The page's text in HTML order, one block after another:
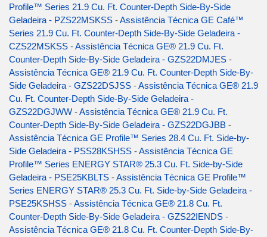
Profile™ Series 21.9 Cu. Ft. Counter-Depth Side-By-Side
Geladeira - PZS22MSKSS -Assistência Técnica GE Café™
Series 21.9 Cu. Ft. Counter-Depth Side-By-Side Geladeira -
CZS22MSKSS -Assistência Técnica GE® 21.9 Cu. Ft.
Counter-Depth Side-By-Side Geladeira - GZS22DMJES -
Assistência Técnica GE® 21.9 Cu. Ft. Counter-Depth Side-By-
Side Geladeira - GZS22DSJSS -Assistência Técnica GE® 21.9
Cu. Ft. Counter-Depth Side-By-Side Geladeira -
GZS22DGJWW -Assistência Técnica GE® 21.9 Cu. Ft.
Counter-Depth Side-By-Side Geladeira - GZS22DGJBB -
Assistência Técnica GE Profile™ Series 28.4 Cu. Ft. Side-by-
Side Geladeira - PSS28KSHSS -Assistência Técnica GE
Profile™ Series ENERGY STAR® 25.3 Cu. Ft. Side-by-Side
Geladeira - PSE25KBLTS -Assistência Técnica GE Profile™
Series ENERGY STAR® 25.3 Cu. Ft. Side-by-Side Geladeira -
PSE25KSHSS -Assistência Técnica GE® 21.8 Cu. Ft.
Counter-Depth Side-By-Side Geladeira - GZS22IENDS -
Assistência Técnica GE® 21.8 Cu. Ft. Counter-Depth Side-By-